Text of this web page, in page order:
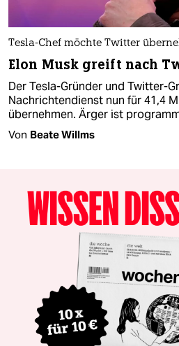
Tesla-Chef möchte Twitter
Elon Musk greift nach
Der Tesla-Gründer und Twitter-
Nachrichtendienst nun für 41,4
übernehmen. Ärger ist
Von Beate Willms